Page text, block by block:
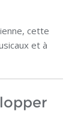
cette
et à